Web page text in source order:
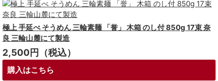
極上 手延べ そうめん 三輪素麺 「誉」 木箱 のし付 850g 17束 奈
良 三輪山麓にて製造
2,500円（税込）
購入はこちら